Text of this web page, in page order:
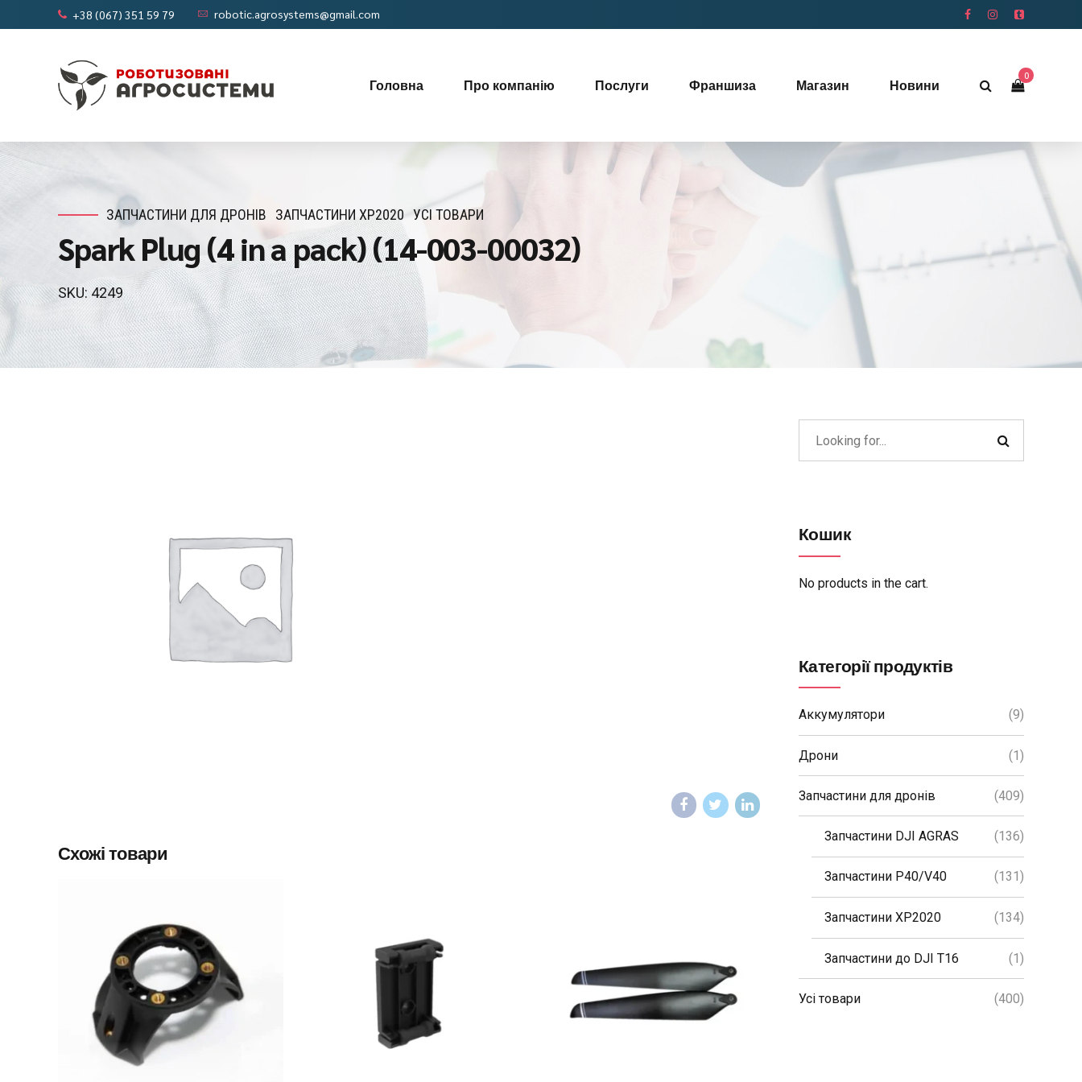
+38 (067) 351 59 79 robotic.agrosystems@gmail.com
0
Головна Про компанію Послуги Франшиза Магазин Новини
ЗАПЧАСТИНИ ДЛЯ ДРОНІВ ЗАПЧАСТИНИ XP2020 УСІ ТОВАРИ
Spark Plug (4 in a pack) (14-003-00032)
SKU: 4249
Схожі товари
Кошик
No products in the cart.
Категорії продуктів
Аккумулятори (9)
Дрони (1)
Запчастини для дронів (409)
Запчастини DJI AGRAS (136)
Запчастини P40/V40 (131)
Запчастини XP2020 (134)
Запчастини до DJI T16 (1)
Усі товари (400)